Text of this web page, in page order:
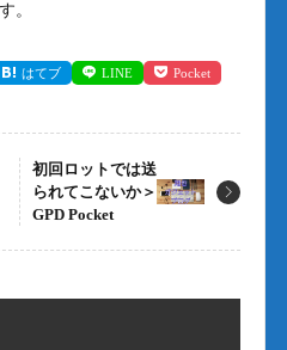
。
はてブ LINE Pocket
初回ロットでは送
られてこないか＞
GPD Pocket